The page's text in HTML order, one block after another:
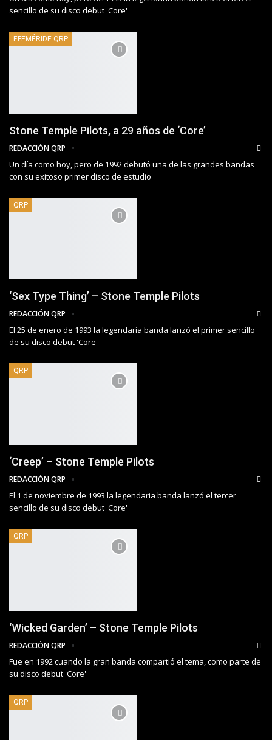
sencillo de su disco debut 'Core'
EFEMÉRIDE QRP
Stone Temple Pilots, a 29 años de ‘Core’
REDACCIÓN QRP
Un día como hoy, pero de 1992 debutó una de las grandes bandas
con su exitoso primer disco de estudio
QRP
‘Sex Type Thing’ – Stone Temple Pilots
REDACCIÓN QRP
El 25 de enero de 1993 la legendaria banda lanzó el primer sencillo
de su disco debut 'Core'
QRP
‘Creep’ – Stone Temple Pilots
REDACCIÓN QRP
El 1 de noviembre de 1993 la legendaria banda lanzó el tercer
sencillo de su disco debut 'Core'
QRP
‘Wicked Garden’ – Stone Temple Pilots
REDACCIÓN QRP
Fue en 1992 cuando la gran banda compartió el tema, como parte de
su disco debut 'Core'
QRP